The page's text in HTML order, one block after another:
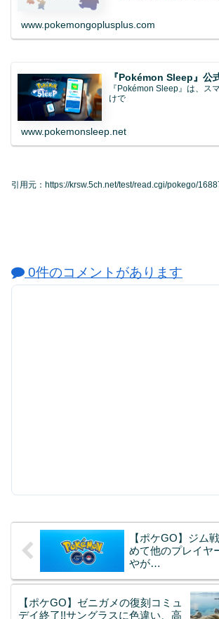
www.pokemongoplusplus.com
『Pokémon Sleep』公
『Pokémon Sleep』は、ス
けで
www.pokemonsleep.net
引用元：https://krsw.5ch.net/test/read.cgi/pokego/
0件のコメントがあります
【ポケGO】ジム
めて他のプレイヤ
やが…
【ポケGO】ゼニガメの復刻コミュ
デイ終了!!サングラスに色違い、高